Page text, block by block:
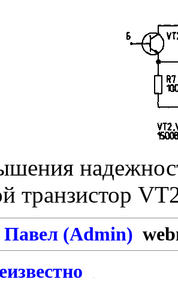
транзистор
Павел (Admin)